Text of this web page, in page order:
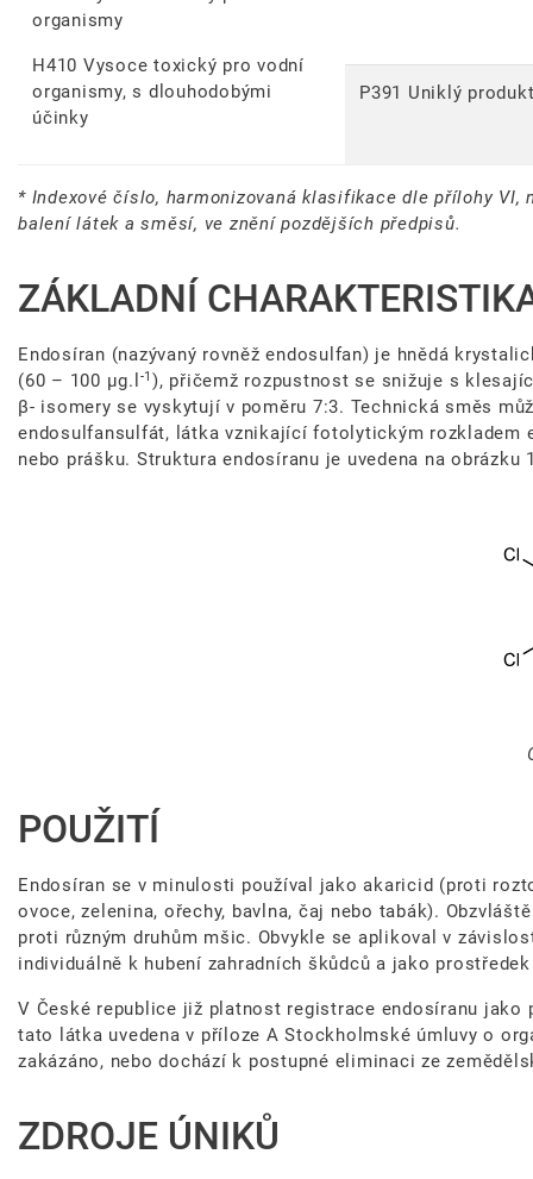
organismy
H410 Vysoce toxický pro vodní
organismy, s dlouhodobými
účinky
P391 Uniklý
* Indexové číslo, harmonizovaná klasifikace dle přílohy VI,
balení látek a směsí, ve znění pozdějších předpisů.
ZÁKLADNÍ
Endosíran (nazývaný rovněž endosulfan) je hnědá
(60 – 100 µg.l -1 ), přičemž rozpustnost se snižuje s
β- isomery se vyskytují v poměru 7:3. Technická směs
endosulfansulfát, látka vznikající fotolytickým rozkladem
nebo prášku. Struktura endosíranu je uvedena na obrázku
POUŽITÍ
Endosíran se v minulosti používal jako akaricid (proti
ovoce, zelenina, ořechy, bavlna, čaj nebo tabák).
proti různým druhům mšic. Obvykle se aplikoval v
individuálně k hubení zahradních škůdců a jako
V České republice již platnost registrace endosíranu jako
tato látka uvedena v příloze A Stockholmské úmluvy o
zakázáno, nebo dochází k postupné eliminaci ze
ZDROJE ÚNIKŮ